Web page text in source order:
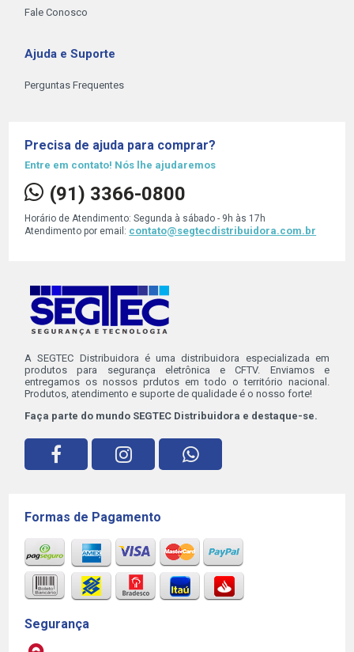
Fale Conosco
Ajuda e Suporte
Perguntas Frequentes
Principais Categorias
Precisa de ajuda para comprar?
Entre em contato! Nós lhe ajudaremos
(91) 3366-0800
Horário de Atendimento: Segunda à sábado - 9h às 17h
Atendimento por email: contato@segtecdistribuidora.com.br
A SEGTEC Distribuidora é uma distribuidora especializada em
produtos para segurança eletrônica e CFTV. Enviamos e
entregamos os nossos prdutos em todo o território nacional.
Produtos, atendimento e suporte de qualidade é o nosso forte!
Faça parte do mundo SEGTEC Distribuidora e destaque-se.
Formas de Pagamento
Segurança